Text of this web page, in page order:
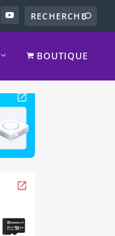
BOUTIQUE